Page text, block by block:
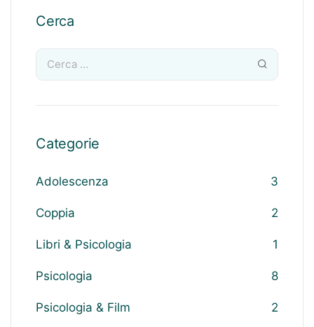
Cerca
Categorie
Adolescenza 3
Coppia 2
Libri & Psicologia 1
Psicologia 8
Psicologia & Film 2